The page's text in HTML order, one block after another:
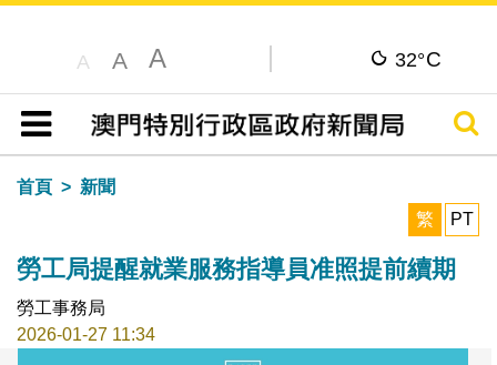
A A A 32°C
目錄
搜尋
首頁
新聞
繁
PT
勞工局提醒就業服務指導員准照提前續期
勞工事務局
2026-01-27 11:34